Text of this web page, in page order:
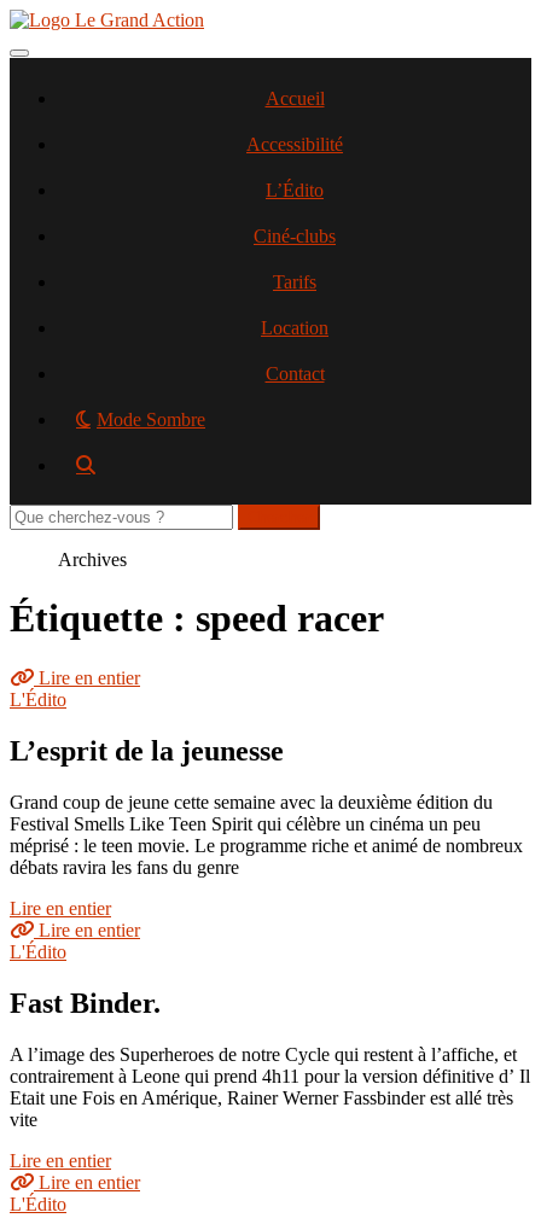
Aller
contenu
Toggle navigation
Accueil
Accessibilité
L’Édito
Ciné-clubs
Tarifs
Location
Contact
Mode Sombre
Rechercher
sur
Archives
Étiquette : speed racer
Lire en entier
L'Édito
L’esprit de la jeunesse
Grand coup de jeune cette semaine avec la deuxième édition du
Festival Smells Like Teen Spirit qui célèbre un cinéma un peu
méprisé : le teen movie. Le programme riche et animé de nombreux
débats ravira les fans du genre
Lire en entier
Lire en entier
L'Édito
Fast Binder.
A l’image des Superheroes de notre Cycle qui restent à l’affiche, et
contrairement à Leone qui prend 4h11 pour la version définitive d’ Il
Etait une Fois en Amérique, Rainer Werner Fassbinder est allé très
vite
Lire en entier
Lire en entier
L'Édito